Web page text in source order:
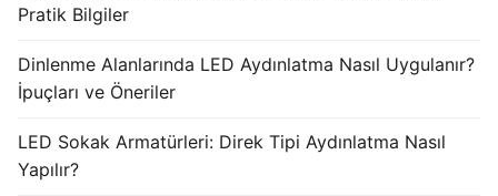
Pratik Bilgiler
Dinlenme Alanlarında LED Aydınlatma Nasıl Uygulanır?
İpuçları ve Öneriler
LED Sokak Armatürleri: Direk Tipi Aydınlatma Nasıl
Yapılır?